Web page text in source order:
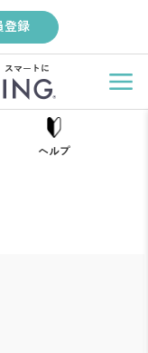
登録
スマートに
ヘルプ